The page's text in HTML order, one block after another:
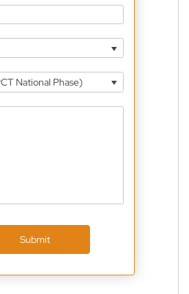
National Phase)
Submit